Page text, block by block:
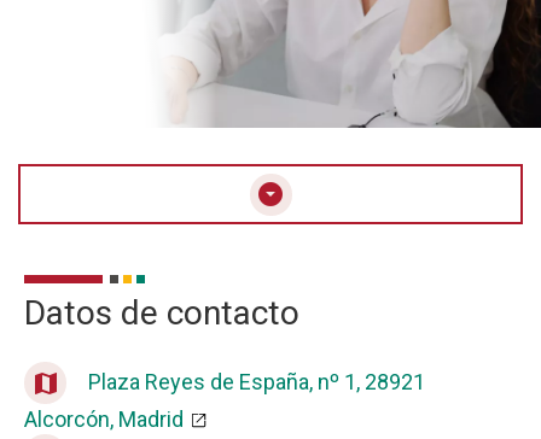
arrow_drop_down_circle
Datos de contacto
map
Plaza Reyes de España, nº 1, 28921
Alcorcón, Madrid